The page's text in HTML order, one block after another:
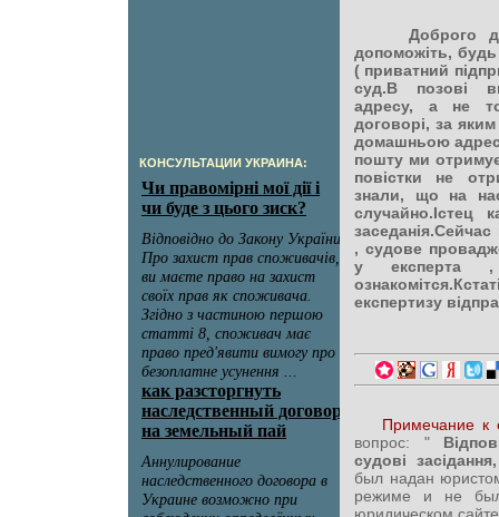
КОНСУЛЬТАЦИИ УКРАИНА:
Доброго
допоможіть,
( приватний
суд.В позові
адресу, а не
договорі, за
домашньою
пошту ми
повістки не
знали, що на
, судове
у експерта ,
експертизу
Примечание к
вопрос: "
судові
был надан
режиме и не